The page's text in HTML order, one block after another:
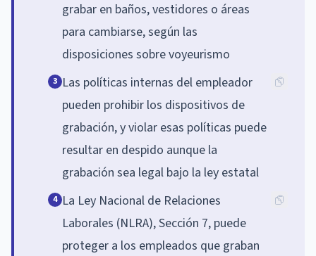
grabar en baños, vestidores o áreas
para cambiarse, según las
disposiciones sobre voyeurismo
3 Las políticas internas del empleador
pueden prohibir los dispositivos de
grabación, y violar esas políticas puede
resultar en despido aunque la
grabación sea legal bajo la ley estatal
4 La Ley Nacional de Relaciones
Laborales (NLRA), Sección 7, puede
proteger a los empleados que graban